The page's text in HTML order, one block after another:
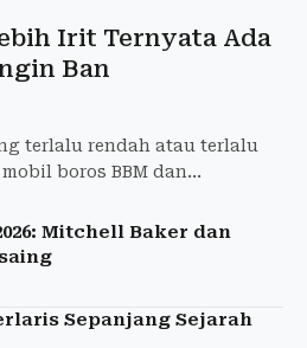
Irit Ternyata Ada
Ban
terlalu rendah atau terlalu
boros BBM dan
Mitchell Baker dan
Sepanjang Sejarah